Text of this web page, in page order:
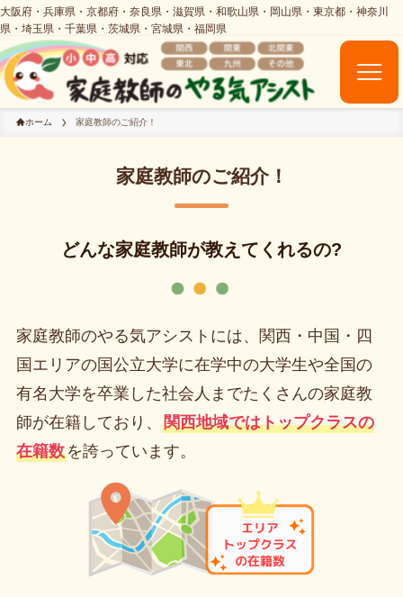
ホーム 家庭教師のご紹介！
家庭教師のご紹介！
どんな家庭教師が教えてくれるの?
家庭教師のやる気アシストには、関西・中国・四
国エリアの国公立大学に在学中の大学生や全国の
有名大学を卒業した社会人までたくさんの家庭教
師が在籍しており、 関西地域ではトップクラスの
在籍数を誇っています。